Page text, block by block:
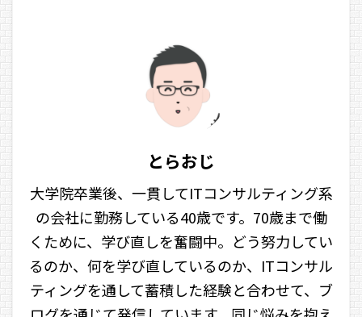
とらおじ
大学院卒業後、一貫してITコンサルティング系
の会社に勤務している40歳です。70歳まで働
くために、学び直しを奮闘中。どう努力してい
るのか、何を学び直しているのか、ITコンサル
ティングを通して蓄積した経験と合わせて、ブ